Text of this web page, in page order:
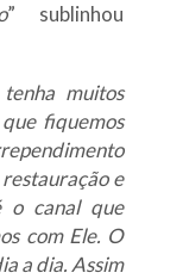
” sublinhou
tenha muitos
que fiquemos
e
o canal que
com Ele. O
a dia. Assim